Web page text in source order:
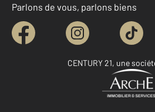
Parlons de vous, parlons biens
CENTURY 21, une